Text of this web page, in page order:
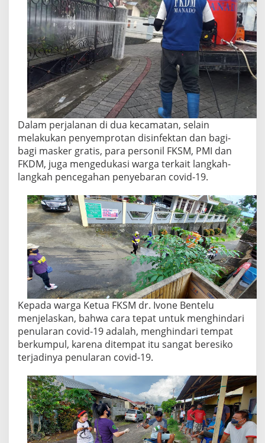
Dalam perjalanan di dua kecamatan, selain
melakukan penyemprotan disinfektan dan bagi-
bagi masker gratis, para personil FKSM, PMI dan
FKDM, juga mengedukasi warga terkait langkah-
langkah pencegahan penyebaran covid-19.
Kepada warga Ketua FKSM dr. Ivone Bentelu
menjelaskan, bahwa cara tepat untuk menghindari
penularan covid-19 adalah, menghindari tempat
berkumpul, karena ditempat itu sangat beresiko
terjadinya penularan covid-19.